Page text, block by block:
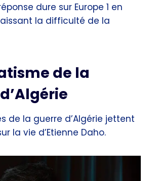
dure sur Europe 1 en
la difficulté de la
de la
de la guerre d’Algérie jettent
la vie d’Etienne Daho.